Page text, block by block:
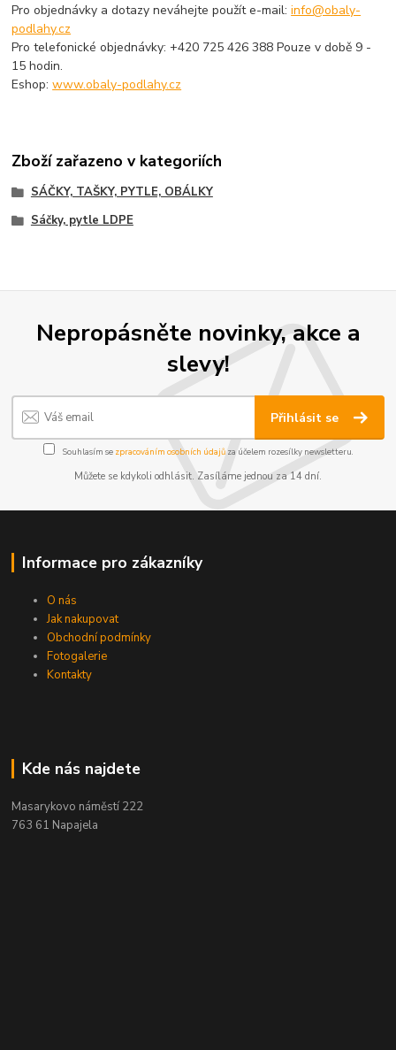
Pro objednávky a dotazy neváhejte použít e-mail:info@obaly-
podlahy.cz
Pro telefonické objednávky: +420 725 426 388 Pouze v době 9 -
15 hodin.
Eshop:www.obaly-podlahy.cz
Zboží zařazeno v kategoriích
SÁČKY, TAŠKY, PYTLE, OBÁLKY
Sáčky, pytle LDPE
Nepropásněte novinky, akce a
slevy!
Přihlásit se
Souhlasím se zpracováním osobních údajůza účelem rozesílky newsletteru.
Můžete se kdykoli odhlásit. Zasíláme jednou za 14 dní.
Informace pro zákazníky
O nás
Jak nakupovat
Obchodní podmínky
Fotogalerie
Kontakty
Kde nás najdete
Masarykovo náměstí 222
763 61 Napajela